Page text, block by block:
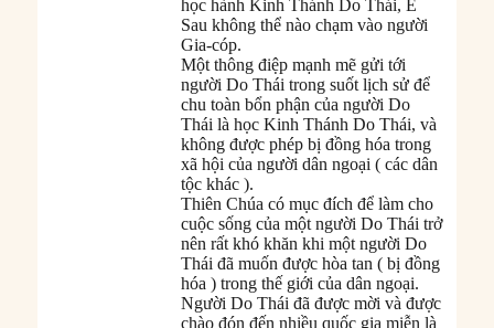
học hành Kinh Thánh Do Thái, Ê
Sau không thể nào chạm vào người
Gia-cóp.
Một thông điệp mạnh mẽ gửi tới
người Do Thái trong suốt lịch sử để
chu toàn bổn phận của người Do
Thái là học Kinh Thánh Do Thái, và
không được phép bị đồng hóa trong
xã hội của người dân ngoại ( các dân
tộc khác ).
Thiên Chúa có mục đích để làm cho
cuộc sống của một người Do Thái trở
nên rất khó khăn khi một người Do
Thái đã muốn được hòa tan ( bị đồng
hóa ) trong thế giới của dân ngoại.
Người Do Thái đã được mời và được
chào đón đến nhiều quốc gia miễn là